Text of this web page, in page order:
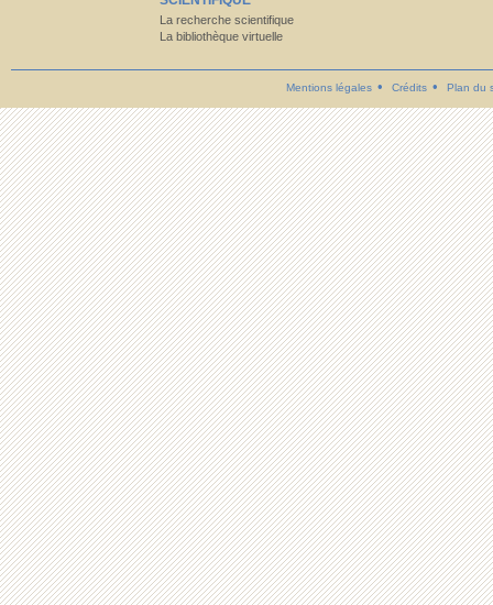
La recherche scientifique
La bibliothèque virtuelle
Mentions légales Crédits Plan du